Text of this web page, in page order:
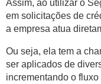
Assim, ao utilizar o
em solicitações de
a empresa atua
Ou seja, ela tem a
ser aplicados de
incrementando o